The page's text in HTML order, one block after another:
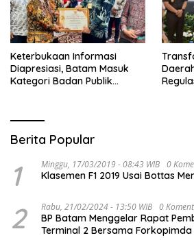
Keterbukaan Informasi
Diapresiasi, Batam Masuk
Kategori Badan Publik
Berita Popular
1 Minggu, 17/03/2019 - 08:43 WIB 0
Klasemen F1 2019 Usai Bottas
2 Rabu, 21/02/2024 - 13:50 WIB 0
BP Batam Menggelar Rapat
Terminal 2 Bersama Forkopimda